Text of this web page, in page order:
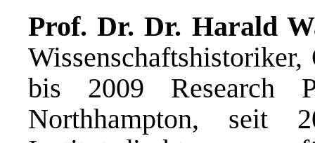
Prof. Dr. Dr. Harald
bis 2009 Research
Northhampton, seit